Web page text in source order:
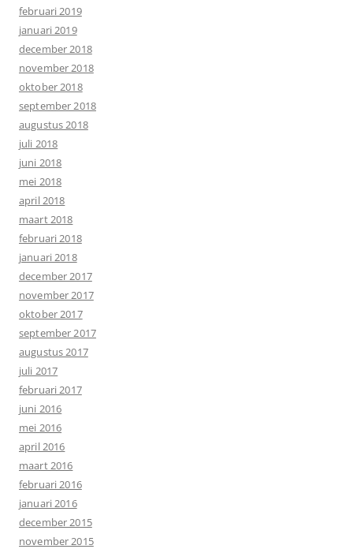
februari 2019
januari 2019
december 2018
november 2018
oktober 2018
september 2018
augustus 2018
juli 2018
juni 2018
mei 2018
april 2018
maart 2018
februari 2018
januari 2018
december 2017
november 2017
oktober 2017
september 2017
augustus 2017
juli 2017
februari 2017
juni 2016
mei 2016
april 2016
maart 2016
februari 2016
januari 2016
december 2015
november 2015